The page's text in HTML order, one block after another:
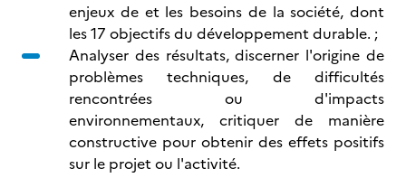
enjeux de et les besoins de la société, dont
les 17 objectifs du développement durable. ;
Analyser des résultats, discerner l'origine de
problèmes techniques, de difficultés
rencontrées ou d'impacts
environnementaux, critiquer de manière
constructive pour obtenir des effets positifs
sur le projet ou l'activité.